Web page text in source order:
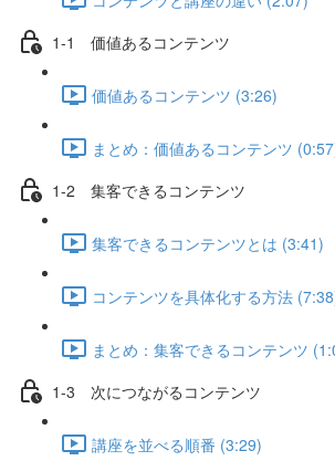
1-1 価値あるコンテンツ
価値あるコンテンツ (3:26)
まとめ：価値あるコンテンツ
1-2 集客できるコンテンツ
集客できるコンテンツとは (3:41)
コンテンツを具体化する方法
まとめ：集客できるコンテンツ
1-3 次につながるコンテンツ
講座を並べる順番 (3:29)